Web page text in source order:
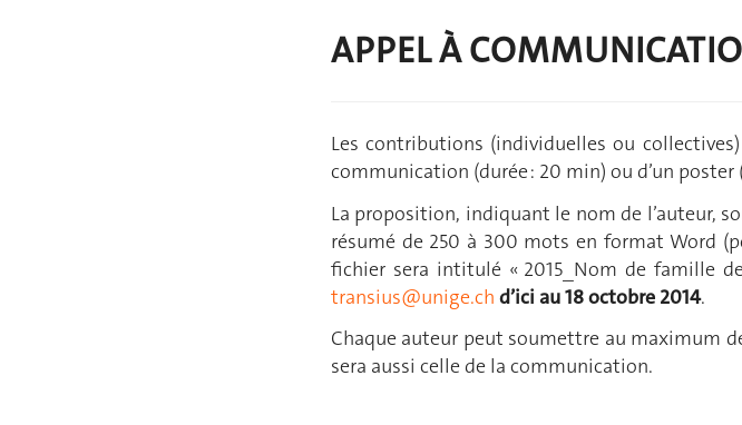
APPEL À
Les contributions (individuelles ou
communication (durée : 20 min) ou d’un poster
La proposition, indiquant le nom de l’auteur,
résumé de 250 à 300 mots en format Word
fichier sera intitulé « 2015_Nom de famille
transius@unige.ch d’ici au 18 octobre 2014.
Chaque auteur peut soumettre au maximum
sera aussi celle de la communication.